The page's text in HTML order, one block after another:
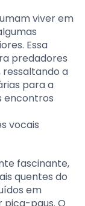
viver em
Essa
predadores
a
para a
encontros
vocais
fascinante,
quentes do
em